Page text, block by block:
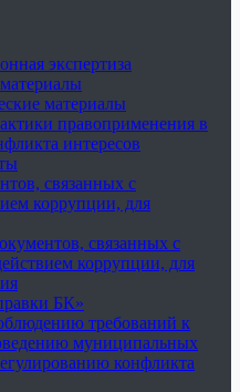
экспертиза
материалы
правоприменения в
интересов
связанных с
коррупции, для
связанных с
коррупции, для
БК»
требований к
муниципальных
конфликта